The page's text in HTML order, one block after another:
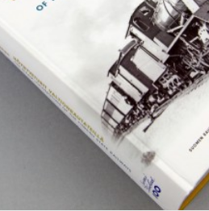
Kirjat/books, Grafiikka/Graphics